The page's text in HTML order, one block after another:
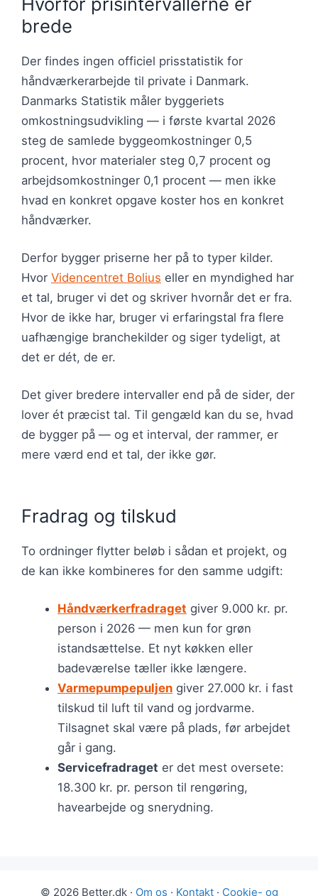
brede
Der findes ingen officiel prisstatistik for
håndværkerarbejde til private i Danmark.
Danmarks Statistik måler byggeriets
omkostningsudvikling — i første kvartal 2026
steg de samlede byggeomkostninger 0,5
procent, hvor materialer steg 0,7 procent og
arbejdsomkostninger 0,1 procent — men ikke
hvad en konkret opgave koster hos en konkret
håndværker.
Derfor bygger priserne her på to typer kilder.
Hvor Videncentret Bolius eller en myndighed har
et tal, bruger vi det og skriver hvornår det er fra.
Hvor de ikke har, bruger vi erfaringstal fra flere
uafhængige branchekilder og siger tydeligt, at
det er dét, de er.
Det giver bredere intervaller end på de sider, der
lover ét præcist tal. Til gengæld kan du se, hvad
de bygger på — og et interval, der rammer, er
mere værd end et tal, der ikke gør.
Fradrag og tilskud
To ordninger flytter beløb i sådan et projekt, og
de kan ikke kombineres for den samme udgift:
Håndværkerfradraget giver 9.000 kr. pr.
person i 2026 — men kun for grøn
istandsættelse. Et nyt køkken eller
badeværelse tæller ikke længere.
Varmepumpepuljen giver 27.000 kr. i fast
tilskud til luft til vand og jordvarme.
Tilsagnet skal være på plads, før arbejdet
går i gang.
Servicefradraget er det mest oversete:
18.300 kr. pr. person til rengøring,
havearbejde og snerydning.
© 2026 Better.dk · Om os · Kontakt· Cookie- og